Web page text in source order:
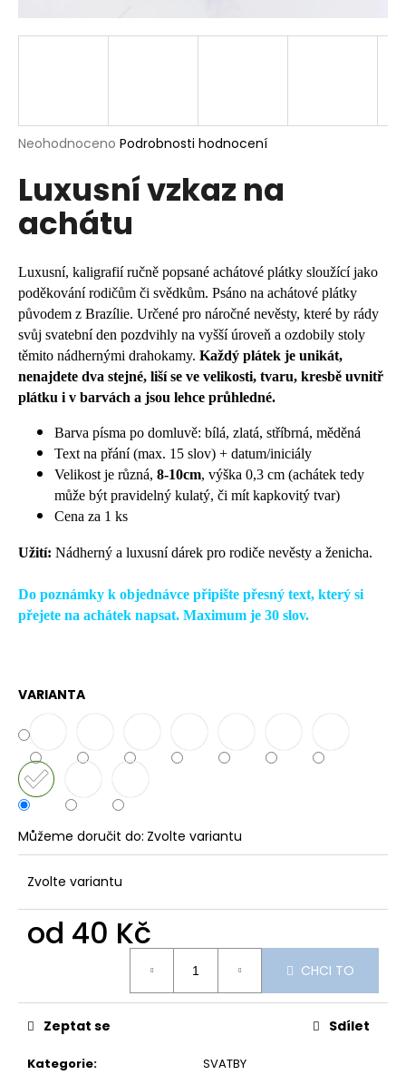
Průměrné
produktu
je
z
hvězdiček.
Neohodnoceno Podrobnosti hodnocení
Luxusní vzkaz na
achátu
Luxusní, kaligrafií ručně popsané achátové plátky sloužící jako
poděkování rodičům či svědkům. Psáno na achátové plátky
původem z Brazílie. Určené pro náročné nevěsty, které by rády
svůj svatební den pozdvihly na vyšší úroveň a ozdobily stoly
těmito nádhernými drahokamy. Každý plátek je unikát,
nenajdete dva stejné, liší se ve velikosti, tvaru, kresbě uvnitř
plátku i v barvách a jsou lehce průhledné.
Barva písma po domluvě: bílá, zlatá, stříbrná, měděná
Text na přání (max. 15 slov) + datum/iniciály
Velikost je různá, 8-10cm, výška 0,3 cm (achátek tedy
může být pravidelný kulatý, či mít kapkovitý tvar)
Cena za 1 ks
Užití: Nádherný a luxusní dárek pro rodiče nevěsty a ženicha.
Do poznámky k objednávce připište přesný text, který si
přejete na achátek napsat. Maximum je 30 slov.
VARIANTA
Můžeme doručit do: Zvolte variantu
Zvolte variantu
od 40 Kč
CHCI TO
Kategorie: SVATBY
Zeptat se Sdílet
a
j
?
D
o
p
o
r
u
č